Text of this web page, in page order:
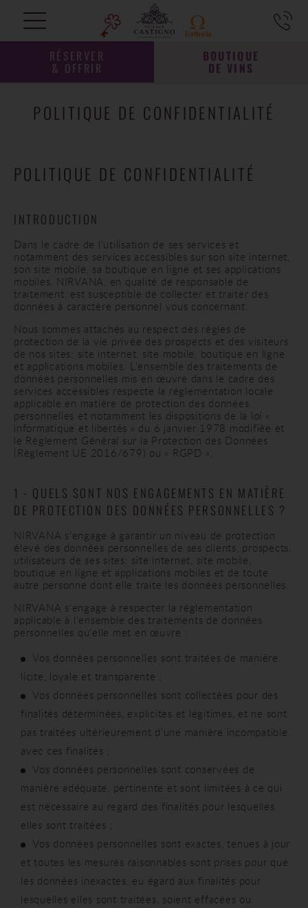
BOUTIQUE
DE VINS
RÉSERVER
& OFFRIR
POLITIQUE DE CONFIDENTIALITÉ
POLITIQUE DE CONFIDENTIALITÉ
INTRODUCTION
Dans le cadre de l’utilisation de ses services et
notamment des services accessibles sur son site internet,
son site mobile, sa boutique en ligne et ses applications
mobiles, NIRVANA, en qualité de responsable de
traitement, est susceptible de collecter et traiter des
données à caractère personnel vous concernant.
Nous sommes attachés au respect des règles de
protection de la vie privée des prospects et des visiteurs
de nos sites: site internet, site mobile, boutique en ligne
et applications mobiles. L'ensemble des traitements de
données personnelles mis en œuvre dans le cadre des
services accessibles respecte la réglementation locale
applicable en matière de protection des données
personnelles et notamment les dispositions de la loi «
informatique et libertés » du 6 janvier 1978 modifiée et
le Règlement Général sur la Protection des Données
(Règlement UE 2016/679) ou « RGPD ».
1 - QUELS SONT NOS ENGAGEMENTS EN MATIÈRE
DE PROTECTION DES DONNÉES PERSONNELLES ?
NIRVANA s'engage à garantir un niveau de protection
élevé des données personnelles de ses clients, prospects,
utilisateurs de ses sites: site internet, site mobile,
boutique en ligne et applications mobiles et de toute
autre personne dont elle traite les données personnelles.
NIRVANA s'engage à respecter la règlementation
applicable à l'ensemble des traitements de données
personnelles qu'elle met en œuvre :
Vos données personnelles sont traitées de manière
licite, loyale et transparente ;
Vos données personnelles sont collectées pour des
finalités déterminées, explicites et légitimes, et ne sont
pas traitées ultérieurement d'une manière incompatible
avec ces finalités ;
Vos données personnelles sont conservées de
manière adéquate, pertinente et sont limitées à ce qui
est nécessaire au regard des finalités pour lesquelles
elles sont traitées ;
Vos données personnelles sont exactes, tenues à jour
et toutes les mesures raisonnables sont prises pour que
les données inexactes, eu égard aux finalités pour
lesquelles elles sont traitées, soient effacées ou